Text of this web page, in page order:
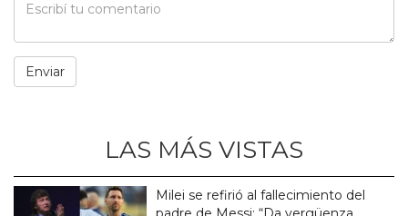
LAS MÁS VISTAS
Milei se refirió al fallecimiento del